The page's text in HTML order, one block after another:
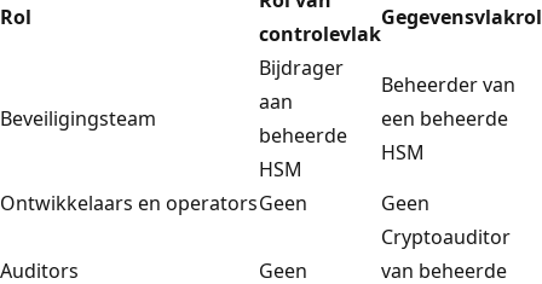
Rol
controlevlak
Gegevensvlakrol
Beveiligingsteam
Bijdrager
aan
beheerde
HSM
Beheerder van
een beheerde
HSM
Ontwikkelaars en operatorsGeen Geen
Auditors Geen
Cryptoauditor
van beheerde